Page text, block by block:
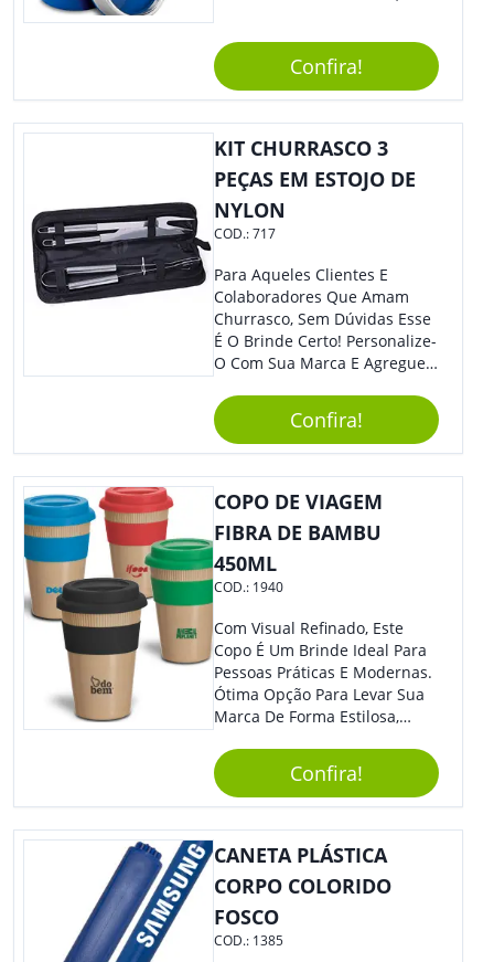
Empresa Em Eventos,
Reuniões Corporativas Ou Até
Mesmo Para Presentear
Colaboradores.
Confira!
KIT CHURRASCO 3
PEÇAS EM ESTOJO DE
NYLON
COD.:717
Para Aqueles Clientes E
Colaboradores Que Amam
Churrasco, Sem Dúvidas Esse
É O Brinde Certo! Personalize-
O Com Sua Marca E Agregue
É Composto Por 3 Peças Para
O Auxílio No Preparo De
Carnes, Em Um Lindo Estojo. É
A Garantia De Sucesso Para
Sua Empresa Em Feiras E
Confira!
COPO DE VIAGEM
FIBRA DE BAMBU
450ML
COD.: 1940
Com Visual Refinado, Este
Copo É Um Brinde Ideal Para
Pessoas Práticas E Modernas.
Ótima Opção Para Levar Sua
Marca De Forma Estilosa,
Empresa Em Eventos,
Reuniões Corporativas Ou Até
Mesmo Para Presentear
Colaboradores.
Confira!
CANETA PLÁSTICA
CORPO COLORIDO
FOSCO
COD.: 1385